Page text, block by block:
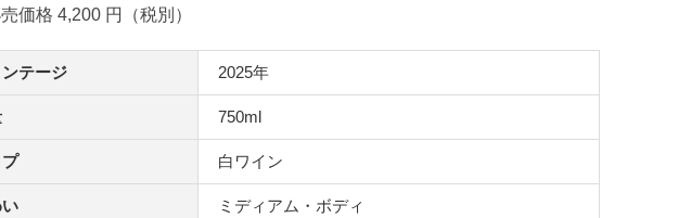
価格 4,200 円（税別）
テージ 2025年
750ml
白ワイン
ミディアム・ボディ